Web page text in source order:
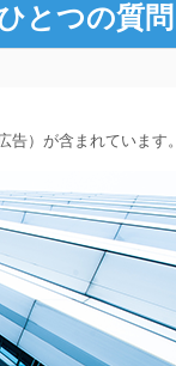
とつの質問
）が含まれています。